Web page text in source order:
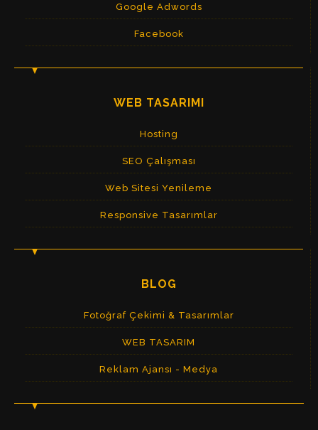
Google Adwords
Facebook
WEB TASARIMI
Hosting
SEO Çalışması
Web Sitesi Yenileme
Responsive Tasarımlar
BLOG
Fotoğraf Çekimi & Tasarımlar
WEB TASARIM
Reklam Ajansı - Medya